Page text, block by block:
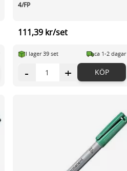
4/FP
111,39 kr/set
I lager 39 set ca 1-2 dagar
- + KÖP